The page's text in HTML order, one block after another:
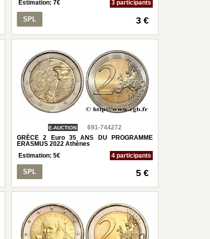
Estimation:7€ 3 participants
SPL 3 €
E-AUCTION
691-744272
GRÈCE 2 Euro 35 ANS DU PROGRAMME
ERASMUS 2022 Athènes
Estimation:5€ 4 participants
SPL 5 €